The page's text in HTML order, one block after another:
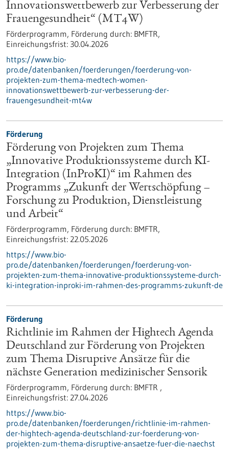
Innovationswettbewerb zur Verbesserung der
Frauengesundheit“ (MT4W)
Förderprogramm, Förderung durch: BMFTR,
Einreichungsfrist: 30.04.2026
https://www.bio-
pro.de/datenbanken/foerderungen/foerderung-von-
projekten-zum-thema-medtech-women-
innovationswettbewerb-zur-verbesserung-der-
frauengesundheit-mt4w
Förderung
Förderung von Projekten zum Thema
„Innovative Produktionssysteme durch KI-
Integration (InProKI)“ im Rahmen des
Programms „Zukunft der Wertschöpfung –
Forschung zu Produktion, Dienstleistung
und Arbeit“
Förderprogramm, Förderung durch: BMFTR,
Einreichungsfrist: 22.05.2026
https://www.bio-
pro.de/datenbanken/foerderungen/foerderung-von-
projekten-zum-thema-innovative-produktionssysteme-durch-
ki-integration-inproki-im-rahmen-des-programms-zukunft-de
Förderung
Richtlinie im Rahmen der Hightech Agenda
Deutschland zur Förderung von Projekten
zum Thema Disruptive Ansätze für die
nächste Generation medizinischer Sensorik
Förderprogramm, Förderung durch: BMFTR ,
Einreichungsfrist: 27.04.2026
https://www.bio-
pro.de/datenbanken/foerderungen/richtlinie-im-rahmen-
der-hightech-agenda-deutschland-zur-foerderung-von-
projekten-zum-thema-disruptive-ansaetze-fuer-die-naechst